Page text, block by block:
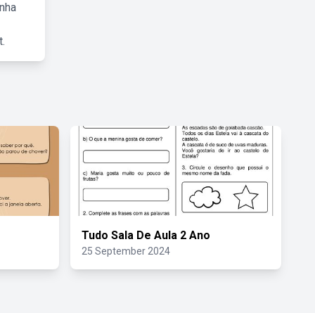
Tudo Sala De Aula 2 Ano
25 September 2024